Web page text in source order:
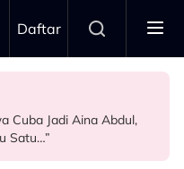
Daftar
Ke Art Of Speed
Cuba Jadi Aina Abdul,
Satu…”
Nak Saksikan Kudrat
Cedera Jayakan
“Badan Koyak, Balut